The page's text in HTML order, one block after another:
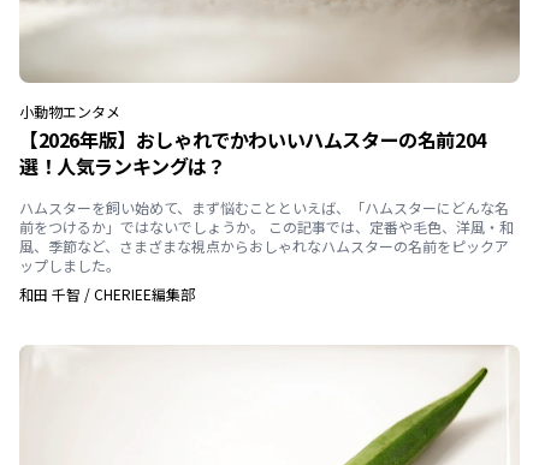
小動物エンタメ
【2026年版】おしゃれでかわいいハムスターの名前204
選！人気ランキングは？
ハムスターを飼い始めて、まず悩むことといえば、「ハムスターにどんな名
前をつけるか」ではないでしょうか。 この記事では、定番や毛色、洋風・和
風、季節など、さまざまな視点からおしゃれなハムスターの名前をピックア
ップしました。
和田 千智 /CHERIEE編集部